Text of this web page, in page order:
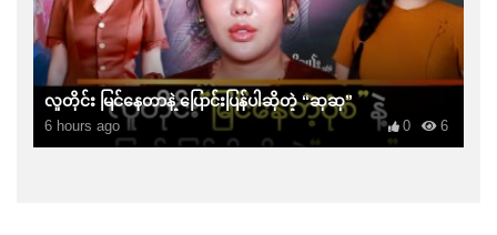
လူတိုင်း မြင်နေတာနဲ့ ပြောင်းပြန်ပါဆိုတဲ့ “ဆုဆု”
6 hours ago 6
0